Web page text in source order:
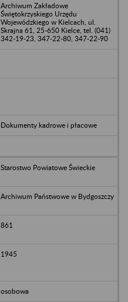
Archiwum Zakładowe
Świętokrzyskiego Urzędu
Wojewódzkiego w Kielcach, ul.
Skrajna 61, 25-650 Kielce, tel. (041)
342-19-23, 347-22-80, 347-22-90
Dokumenty kadrowe i płacowe
Starostwo Powiatowe Świeckie
Archiwum Państwowe w Bydgoszczy
861
1945
osobowa